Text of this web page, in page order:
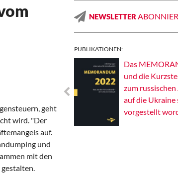
geht
wird. "Der
auf.
und
mit den
NEWSLETTER
PUBLIKATIONEN:
Das
und die
zum
auf die Ukraine
vorgestellt